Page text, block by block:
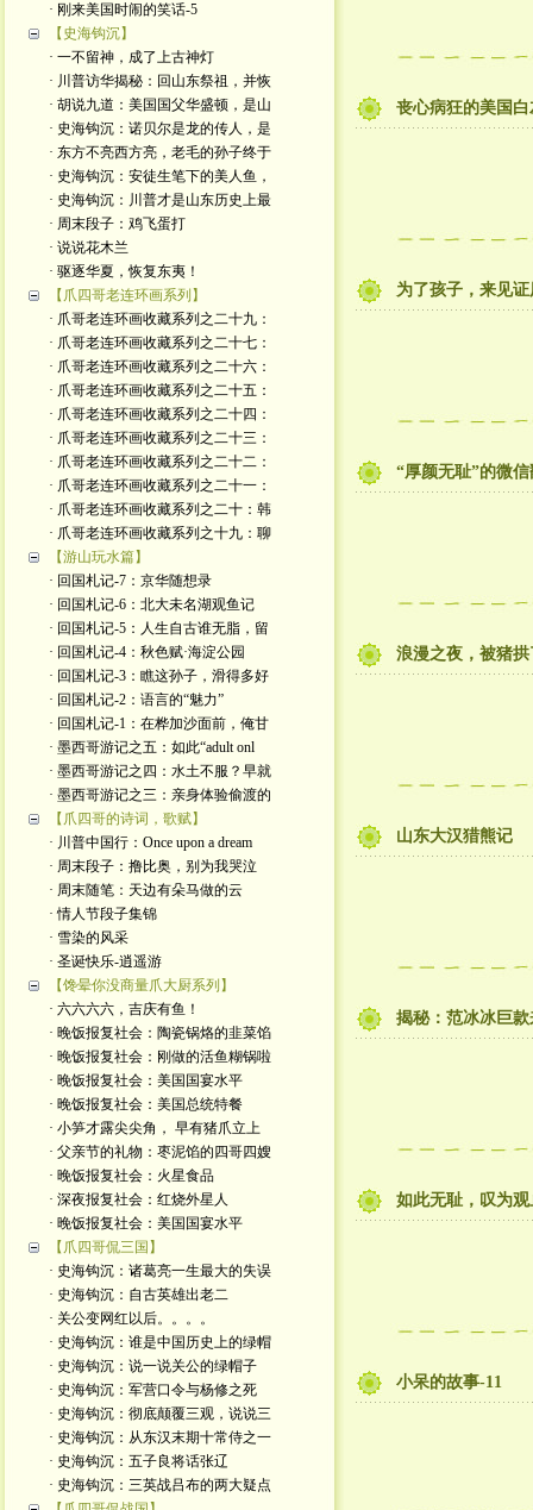
· 刚来美国时闹的笑话-5
【史海钩沉】
· 一不留神，成了上古神灯
· 川普访华揭秘：回山东祭祖，并恢
· 胡说九道：美国国父华盛顿，是山
· 史海钩沉：诺贝尔是龙的传人，是
· 东方不亮西方亮，老毛的孙子终于
· 史海钩沉：安徒生笔下的美人鱼，
· 史海钩沉：川普才是山东历史上最
· 周末段子：鸡飞蛋打
· 说说花木兰
· 驱逐华夏，恢复东夷！
【爪四哥老连环画系列】
· 爪哥老连环画收藏系列之二十九：
· 爪哥老连环画收藏系列之二十七：
· 爪哥老连环画收藏系列之二十六：
· 爪哥老连环画收藏系列之二十五：
· 爪哥老连环画收藏系列之二十四：
· 爪哥老连环画收藏系列之二十三：
· 爪哥老连环画收藏系列之二十二：
· 爪哥老连环画收藏系列之二十一：
· 爪哥老连环画收藏系列之二十：韩
· 爪哥老连环画收藏系列之十九：聊
【游山玩水篇】
· 回国札记-7：京华随想录
· 回国札记-6：北大未名湖观鱼记
· 回国札记-5：人生自古谁无脂，留
· 回国札记-4：秋色赋·海淀公园
· 回国札记-3：瞧这孙子，滑得多好
· 回国札记-2：语言的“魅力”
· 回国札记-1：在桦加沙面前，俺甘
· 墨西哥游记之五：如此“adult onl
· 墨西哥游记之四：水土不服？早就
· 墨西哥游记之三：亲身体验偷渡的
【爪四哥的诗词，歌赋】
· 川普中国行：Once upon a dream
· 周末段子：撸比奥，别为我哭泣
· 周末随笔：天边有朵马做的云
· 情人节段子集锦
· 雪染的风采
· 圣诞快乐-逍遥游
【馋晕你没商量爪大厨系列】
· 六六六六，吉庆有鱼！
· 晚饭报复社会：陶瓷锅烙的韭菜馅
· 晚饭报复社会：刚做的活鱼糊锅啦
· 晚饭报复社会：美国国宴水平
· 晚饭报复社会：美国总统特餐
· 小笋才露尖尖角， 早有猪爪立上
· 父亲节的礼物：枣泥馅的四哥四嫂
· 晚饭报复社会：火星食品
· 深夜报复社会：红烧外星人
· 晚饭报复社会：美国国宴水平
【爪四哥侃三国】
· 史海钩沉：诸葛亮一生最大的失误
· 史海钩沉：自古英雄出老二
· 关公变网红以后。。。。
· 史海钩沉：谁是中国历史上的绿帽
· 史海钩沉：说一说关公的绿帽子
· 史海钩沉：军营口令与杨修之死
· 史海钩沉：彻底颠覆三观，说说三
· 史海钩沉：从东汉末期十常侍之一
· 史海钩沉：五子良将话张辽
· 史海钩沉：三英战吕布的两大疑点
丧心病狂的美国白
为了孩子，来见
“厚颜无耻”的微
浪漫之夜，被猪拱
山东大汉猎熊记
揭秘：范冰冰巨款
如此无耻，叹为观
小呆的故事-11